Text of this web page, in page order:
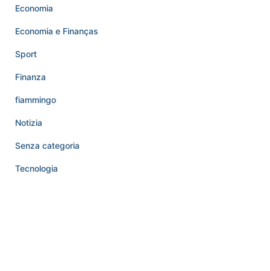
Economia
Economia e Finanças
Sport
Finanza
fiammingo
Notizia
Senza categoria
Tecnologia